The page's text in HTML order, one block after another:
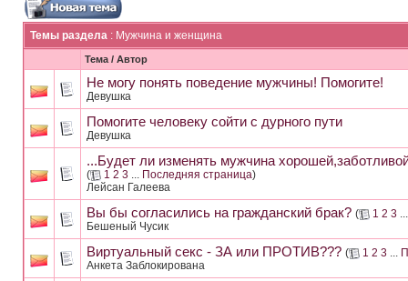
Темы раздела : Мужчина и женщина
Тема / Автор
Не могу понять поведение мужчины! Помогите!
Девушка
Помогите человеку сойти с дурного пути
Девушка
...Будет ли изменять мужчина
( 1 2 3 ... Последняя страница)
Лейсан Галеева
Вы бы согласились на гражданский брак? ( 1 2 3
Бешеный Чусик
Виртуальный секс - ЗА или ПРОТИВ??? ( 1 2 3 ...
Анкета Заблокирована